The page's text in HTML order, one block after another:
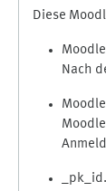
Diese
Nach